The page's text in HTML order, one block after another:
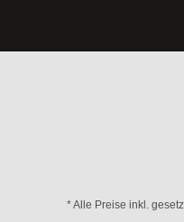
* Alle Preise inkl.